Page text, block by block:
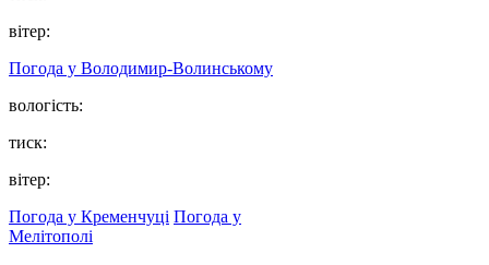
вітер:
Погода у Володимир-Волинському
вологість:
тиск:
вітер:
Погода у Кременчуці Погода у
Мелітополі